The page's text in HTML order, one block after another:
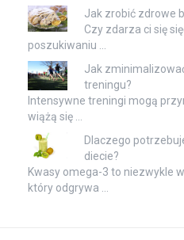
Jak zrobić zdrowe
Czy zdarza ci się
poszukiwaniu …
Jak
treningu?
Intensywne treningi mogą
wiążą się …
Dlaczego
diecie?
Kwasy omega-3 to niezwykle
który odgrywa …